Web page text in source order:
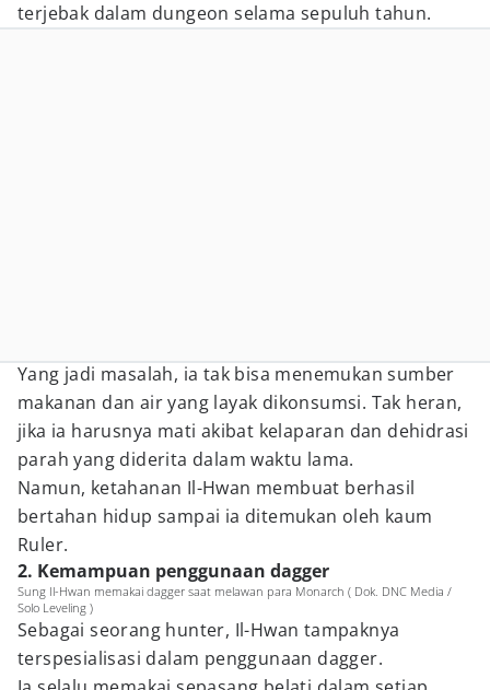
terjebak dalam dungeon selama sepuluh tahun.
Yang jadi masalah, ia tak bisa menemukan sumber
makanan dan air yang layak dikonsumsi. Tak heran,
jika ia harusnya mati akibat kelaparan dan dehidrasi
parah yang diderita dalam waktu lama.
Namun, ketahanan Il-Hwan membuat berhasil
bertahan hidup sampai ia ditemukan oleh kaum
Ruler.
2. Kemampuan penggunaan dagger
Sung Il-Hwan memakai dagger saat melawan para Monarch ( Dok. DNC Media /
Solo Leveling )
Sebagai seorang hunter, Il-Hwan tampaknya
terspesialisasi dalam penggunaan dagger.